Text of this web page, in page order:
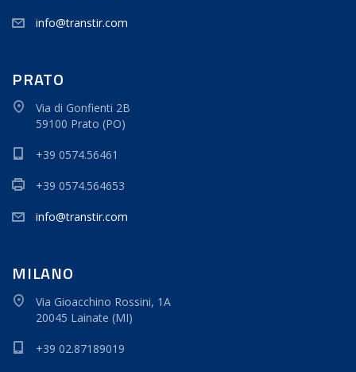
info@transtir.com
PRATO
Via di Gonfienti 2B
59100 Prato (PO)
+39 0574.56461
+39 0574.564653
info@transtir.com
MILANO
Via Gioacchino Rossini, 1A
20045 Lainate (MI)
+39 02.87189019